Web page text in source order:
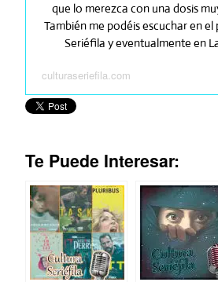
que lo merezca con una dosis
También me podéis escuchar en
Seriéfila y eventualmente en
culturaseriefila.com
Te Puede Interesar: